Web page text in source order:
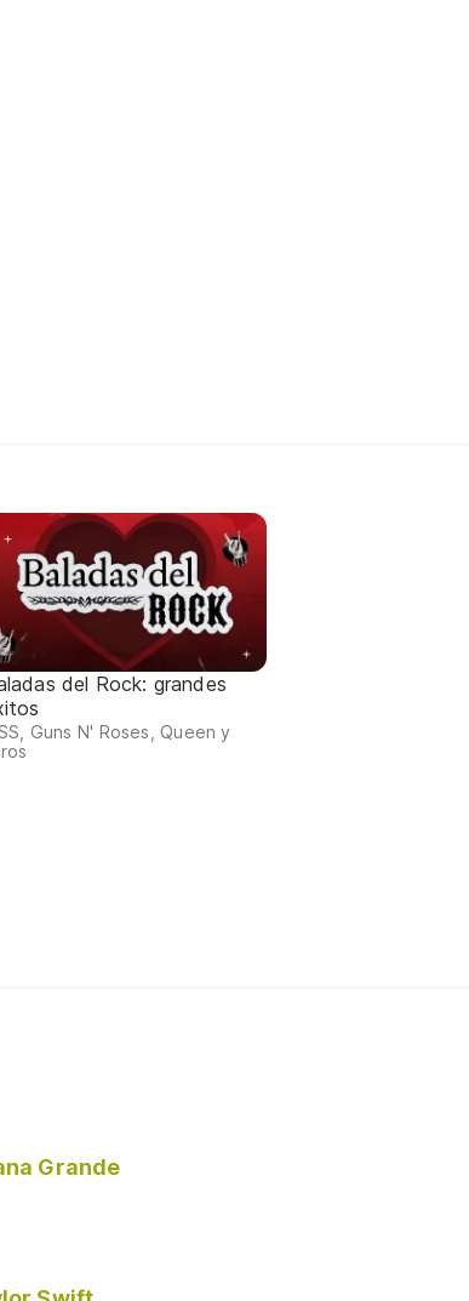
del Rock: grandes
Guns N' Roses, Queen y
Grande